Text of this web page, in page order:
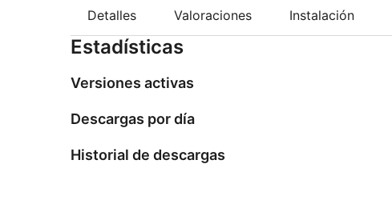
Detalles Valoraciones Instalación
Estadísticas
Versiones activas
Descargas por día
Historial de descargas